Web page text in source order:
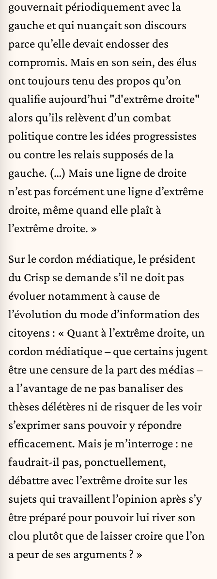
gouvernait périodiquement avec la
gauche et qui nuançait son discours
parce qu’elle devait endosser des
compromis. Mais en son sein, des élus
ont toujours tenu des propos qu’on
qualifie aujourd’hui "d'extrême droite"
alors qu’ils relèvent d’un combat
politique contre les idées progressistes
ou contre les relais supposés de la
gauche. (…) Mais une ligne de droite
n’est pas forcément une ligne d’extrême
droite, même quand elle plaît à
l’extrême droite. »
Sur le cordon médiatique, le président
du Crisp se demande s’il ne doit pas
évoluer notamment à cause de
l’évolution du mode d’information des
citoyens : « Quant à l’extrême droite, un
cordon médiatique – que certains jugent
être une censure de la part des médias –
a l’avantage de ne pas banaliser des
thèses délétères ni de risquer de les voir
s’exprimer sans pouvoir y répondre
efficacement. Mais je m’interroge : ne
faudrait-il pas, ponctuellement,
débattre avec l’extrême droite sur les
sujets qui travaillent l’opinion après s’y
être préparé pour pouvoir lui river son
clou plutôt que de laisser croire que l’on
a peur de ses arguments ? »